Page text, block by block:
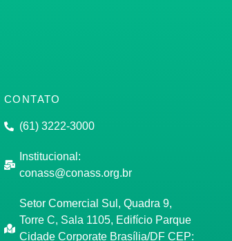
CONTATO
(61) 3222-3000
Institucional:
conass@conass.org.br
Setor Comercial Sul, Quadra 9,
Torre C, Sala 1105, Edifício Parque
Cidade Corporate Brasília/DF CEP: